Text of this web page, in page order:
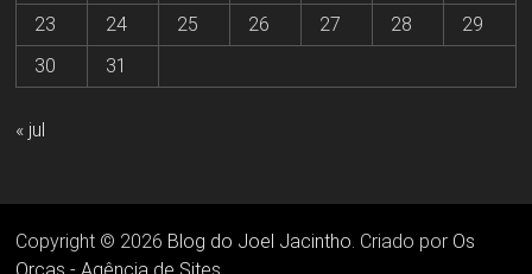
23
24 25 26 27 28
29
30
31
« jul
Copyright © 2026 Blog do Joel Jacintho. Criado por Os